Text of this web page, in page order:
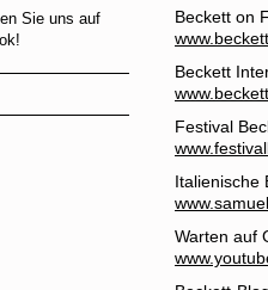
Beckett on
Beckett
Festival
Italienische
Warten auf
Sie uns auf